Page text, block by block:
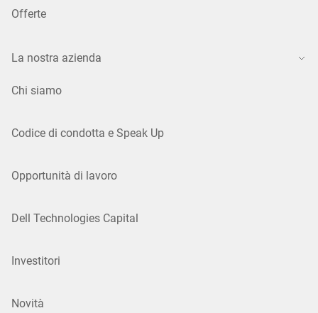
Offerte
La nostra azienda
Chi siamo
Codice di condotta e Speak Up
Opportunità di lavoro
Dell Technologies Capital
Investitori
Novità